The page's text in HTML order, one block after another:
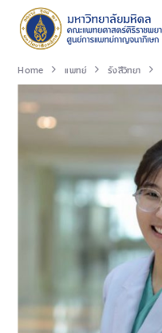
Home แพทย์ รังสีวิทยา